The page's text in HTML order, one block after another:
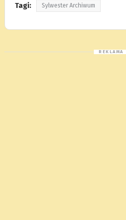
Tagi: Sylwester Archiwum